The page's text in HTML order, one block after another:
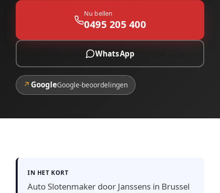
Nu bellen
0495 205 400
WhatsApp
↗ GoogleGoogle-beoordelingen
IN HET KORT
Auto Slotenmaker door Janssens in Brussel